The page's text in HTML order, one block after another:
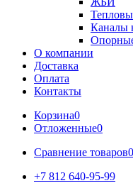
Каналы
О компании
Доставка
Оплата
Контакты
Корзина0
Отложенные0
Сравнение товаров0
+7 812 640-95-99